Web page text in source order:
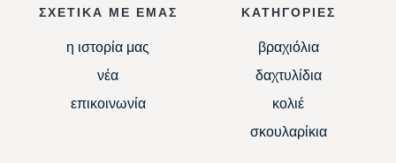
ΣΧΕΤΙΚΑ ΜΕ ΕΜΑΣ
η ιστορία μας
νέα
επικοινωνία
ΚΑΤΗΓΟΡΙΕΣ
βραχιόλια
δαχτυλίδια
κολιέ
σκουλαρίκια